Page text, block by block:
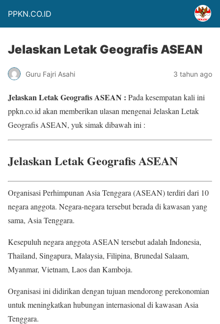
PPKN.CO.ID
Jelaskan Letak Geografis ASEAN
Guru Fajri Asahi 3 tahun ago
Jelaskan Letak Geografis ASEAN : Pada kesempatan kali ini
ppkn.co.id akan memberikan ulasan mengenai Jelaskan Letak
Geografis ASEAN, yuk simak dibawah ini :
Jelaskan Letak Geografis ASEAN
Organisasi Perhimpunan Asia Tenggara (ASEAN) terdiri dari 10
negara anggota. Negara-negara tersebut berada di kawasan yang
sama, Asia Tenggara.
Kesepuluh negara anggota ASEAN tersebut adalah Indonesia,
Thailand, Singapura, Malaysia, Filipina, Brunedal Salaam,
Myanmar, Vietnam, Laos dan Kamboja.
Organisasi ini didirikan dengan tujuan mendorong perekonomian
untuk meningkatkan hubungan internasional di kawasan Asia
Tenggara.